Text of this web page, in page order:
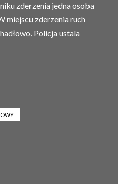
zderzenia jedna osoba
miejscu zderzenia ruch
Policja ustala